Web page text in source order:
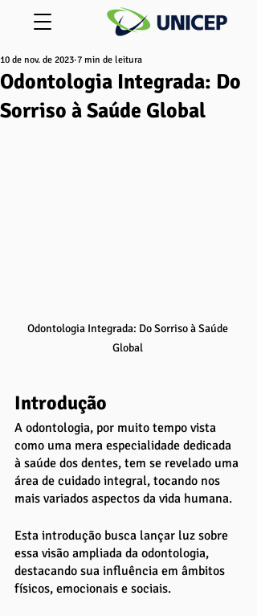
Odontologia Integrada: Do
Sorriso à Saúde Global
10 de nov. de 2023 7 min de leitura
Odontologia Integrada: Do Sorriso à Saúde
Global
Introdução
A odontologia, por muito tempo vista
como uma mera especialidade dedicada
à saúde dos dentes, tem se revelado uma
área de cuidado integral, tocando nos
mais variados aspectos da vida humana.
Esta introdução busca lançar luz sobre
essa visão ampliada da odontologia,
destacando sua influência em âmbitos
físicos, emocionais e sociais.